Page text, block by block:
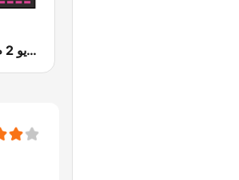
Radio 2M (راديو 2 م)